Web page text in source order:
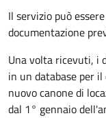
Il servizio può
documentazione
Una volta ricevuti, i
in un database per
nuovo canone di
dal 1° gennaio